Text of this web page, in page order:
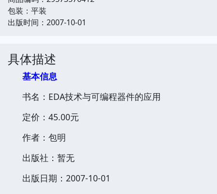
包装：平装
出版时间：2007-10-01
具体描述
基本信息
书名：EDA技术与可编程器件的应用
定价：45.00元
作者：包明
出版社：暂无
出版日期：2007-10-01